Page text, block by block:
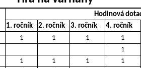
Hodinová
1. ročník
2. ročník 3. ročník 4. ročník
1 1 1
1
1
1 1 1
1